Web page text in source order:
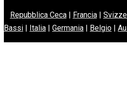
Repubblica Ceca| Francia|
Bassi | Italia | Germania | Belgio |